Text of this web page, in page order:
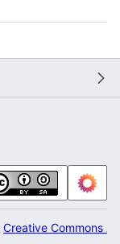
Creative Commons